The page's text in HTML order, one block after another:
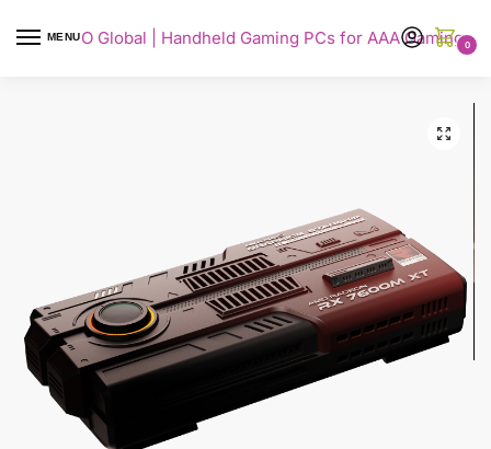
MENU
AYANEO Global | Handheld Gaming PCs for AAA Gaming0